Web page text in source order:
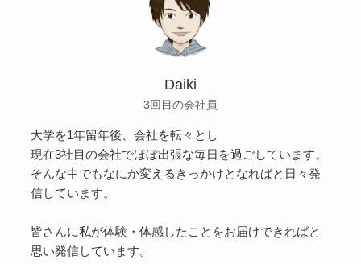
Daiki
3回目の会社員
大学を1年留年後、会社を転々とし
現在3社目の会社でほぼ出張な毎日を過ごしています。
そんな中でもなにか変えるきっかけとなればと日々発
信しています。
皆さんに私が体験・体感したことをお届けできればと
思い発信しています。